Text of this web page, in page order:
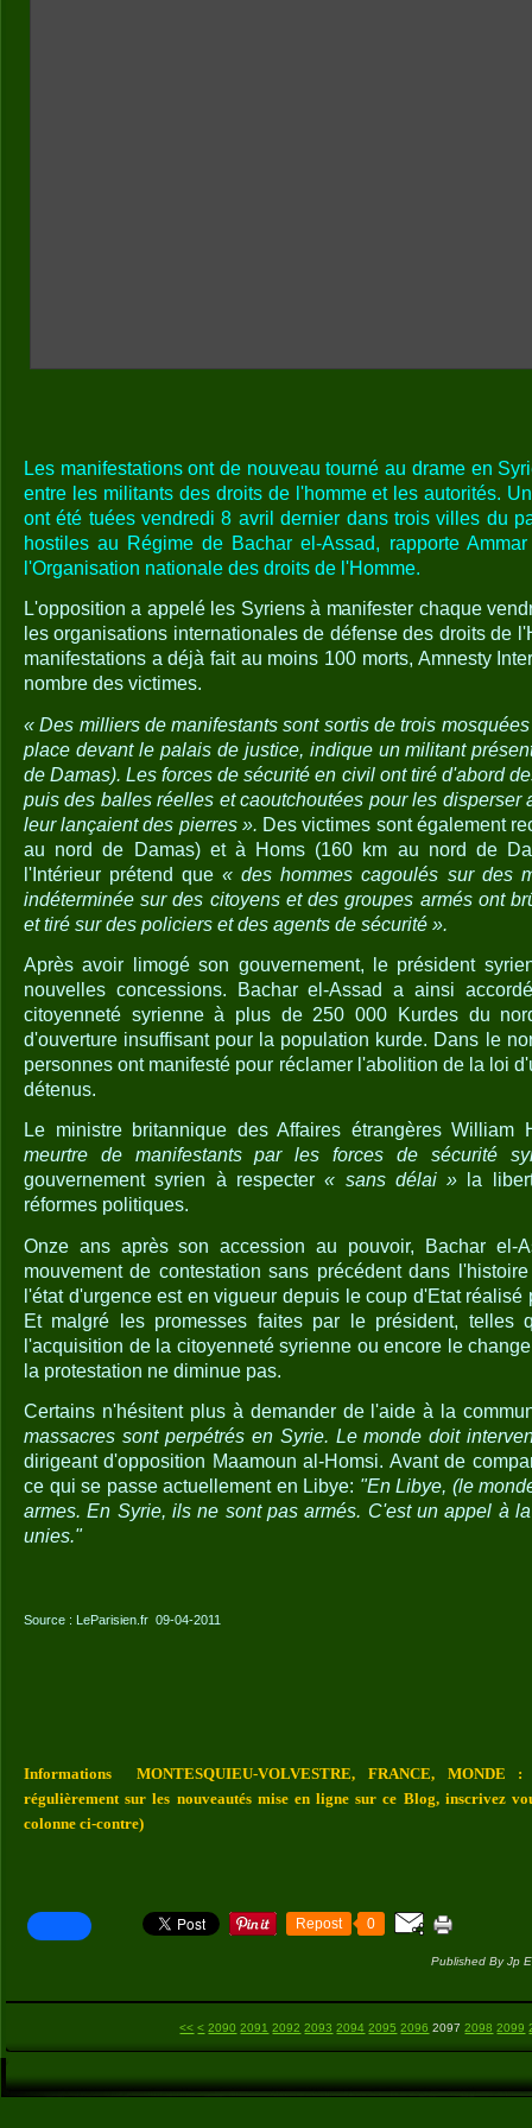
Les manifestations ont de nouveau tourné au drame en
entre les militants des droits de l'homme et les autorités.
ont été tuées vendredi 8 avril dernier dans trois villes du
hostiles au Régime de Bachar el-Assad, rapporte
l'Organisation nationale des droits de l'Homme.
L'opposition a appelé les Syriens à manifester chaque
les organisations internationales de défense des droits de
manifestations a déjà fait au moins 100 morts, Amnesty
nombre des victimes.
« Des milliers de manifestants sont sortis de trois
place devant le palais de justice, indique un militant
de Damas). Les forces de sécurité en civil ont tiré d'abord
puis des balles réelles et caoutchoutées pour les disperser
leur lançaient des pierres ». Des victimes sont également
au nord de Damas) et à Homs (160 km au nord de
l'Intérieur prétend que« des hommes cagoulés sur des
indéterminée sur des citoyens et des groupes armés ont
et tiré sur des policiers et des agents de sécurité ».
Après avoir limogé son gouvernement, le président
nouvelles concessions. Bachar el-Assad a ainsi
citoyenneté syrienne à plus de 250 000 Kurdes du
d'ouverture insuffisant pour la population kurde. Dans le
personnes ont manifesté pour réclamer l'abolition de la loi
détenus.
Le ministre britannique des Affaires étrangères
meurtre de manifestants par les forces de sécurité
gouvernement syrien à respecter« sans délai » la
réformes politiques.
Onze ans après son accession au pouvoir, Bachar el-
mouvement de contestation sans précédent dans
l'état d'urgence est en vigueur depuis le coup d'Etat
Et malgré les promesses faites par le président, telles
l'acquisition de la citoyenneté syrienne ou encore le
la protestation ne diminue pas.
Certains n'hésitent plus à demander de l'aide à la
massacres sont perpétrés en Syrie. Le monde doit
dirigeant d'opposition Maamoun al-Homsi. Avant de
ce qui se passe actuellement en Libye: "En Libye, (le
armes. En Syrie, ils ne sont pas armés. C'est un appel à
unies."
Source : LeParisien.fr 09-04-2011
Informations MONTESQUIEU-VOLVESTRE, FRANCE, MONDE
régulièrement sur les nouveautés mise en ligne sur ce Blog, inscrivez
colonne ci-contre)
Repost 0
Published By Jp
<< < 2000
2010
2020
2030
2040
2050
2060
2070
2080
2090 2091 2092 2093 2094 2095 2096 2097 2098 2099